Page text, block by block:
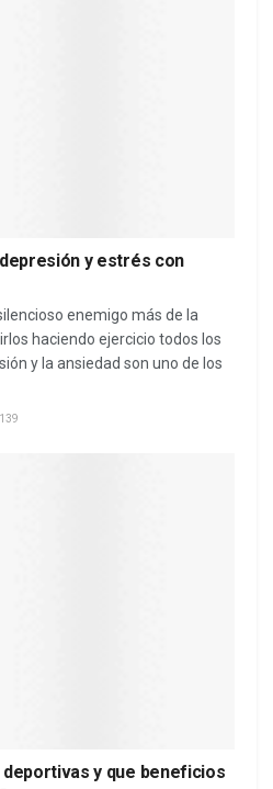
y estrés con
enemigo más de la
haciendo ejercicio todos los
y la ansiedad son uno de los
139
y que beneficios